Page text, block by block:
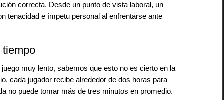
correcta. Desde un punto de vista laboral, un
tenacidad e ímpetu personal al enfrentarse ante
tiempo
muy lento, sabemos que esto no es cierto en la
cada jugador recibe alrededor de dos horas para
no puede tomar más de tres minutos en promedio.